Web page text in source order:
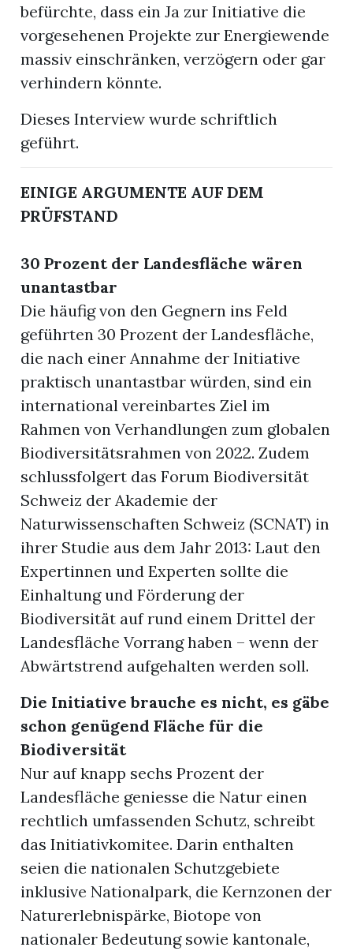
befürchte, dass ein Ja zur Initiative die
vorgesehenen Projekte zur Energiewende
massiv einschränken, verzögern oder gar
verhindern könnte.
Dieses Interview wurde schriftlich
geführt.
EINIGE ARGUMENTE AUF DEM
PRÜFSTAND
30 Prozent der Landesfläche wären
unantastbar
Die häufig von den Gegnern ins Feld
geführten 30 Prozent der Landesfläche,
die nach einer Annahme der Initiative
praktisch unantastbar würden, sind ein
international vereinbartes Ziel im
Rahmen von Verhandlungen zum globalen
Biodiversitätsrahmen von 2022. Zudem
schlussfolgert das Forum Biodiversität
Schweiz der Akademie der
Naturwissenschaften Schweiz (SCNAT) in
ihrer Studie aus dem Jahr 2013: Laut den
Expertinnen und Experten sollte die
Einhaltung und Förderung der
Biodiversität auf rund einem Drittel der
Landesfläche Vorrang haben – wenn der
Abwärtstrend aufgehalten werden soll.
Die Initiative brauche es nicht, es gäbe
schon genügend Fläche für die
Biodiversität
Nur auf knapp sechs Prozent der
Landesfläche geniesse die Natur einen
rechtlich umfassenden Schutz, schreibt
das Initiativkomitee. Darin enthalten
seien die nationalen Schutzgebiete
inklusive Nationalpark, die Kernzonen der
Naturerlebnispärke, Biotope von
nationaler Bedeutung sowie kantonale,